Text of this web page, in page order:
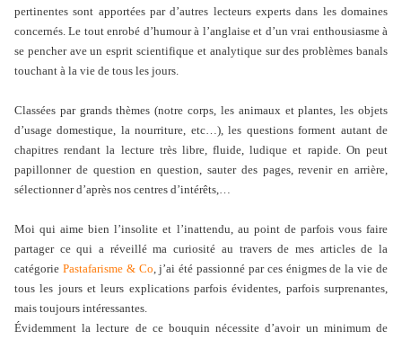
pertinentes sont apportées par d’autres lecteurs experts dans les domaines
concernés. Le tout enrobé d’humour à l’anglaise et d’un vrai enthousiasme à
se pencher ave un esprit scientifique et analytique sur des problèmes banals
touchant à la vie de tous les jours.
Classées par grands thèmes (notre corps, les animaux et plantes, les objets
d’usage domestique, la nourriture, etc…), les questions forment autant de
chapitres rendant la lecture très libre, fluide, ludique et rapide. On peut
papillonner de question en question, sauter des pages, revenir en arrière,
sélectionner d’après nos centres d’intérêts,…
Moi qui aime bien l’insolite et l’inattendu, au point de parfois vous faire
partager ce qui a réveillé ma curiosité au travers de mes articles de la
catégorie Pastafarisme & Co, j’ai été passionné par ces énigmes de la vie de
tous les jours et leurs explications parfois évidentes, parfois surprenantes,
mais toujours intéressantes.
Évidemment la lecture de ce bouquin nécessite d’avoir un minimum de